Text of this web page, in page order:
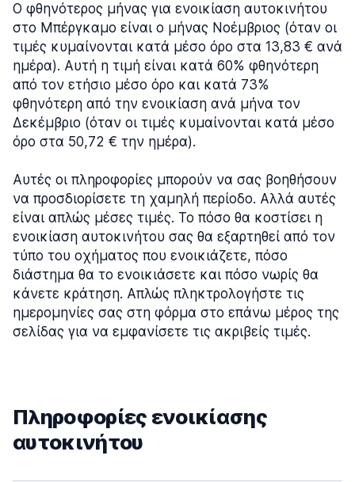
Ο φθηνότερος μήνας για ενοικίαση αυτοκινήτου
στο Μπέργκαμο είναι ο μήνας Νοέμβριος (όταν οι
τιμές κυμαίνονται κατά μέσο όρο στα 13,83 € ανά
ημέρα). Αυτή η τιμή είναι κατά 60% φθηνότερη
από τον ετήσιο μέσο όρο και κατά 73%
φθηνότερη από την ενοικίαση ανά μήνα τον
Δεκέμβριο (όταν οι τιμές κυμαίνονται κατά μέσο
όρο στα 50,72 € την ημέρα).
Αυτές οι πληροφορίες μπορούν να σας βοηθήσουν
να προσδιορίσετε τη χαμηλή περίοδο. Αλλά αυτές
είναι απλώς μέσες τιμές. Το πόσο θα κοστίσει η
ενοικίαση αυτοκινήτου σας θα εξαρτηθεί από τον
τύπο του οχήματος που ενοικιάζετε, πόσο
διάστημα θα το ενοικιάσετε και πόσο νωρίς θα
κάνετε κράτηση. Απλώς πληκτρολογήστε τις
ημερομηνίες σας στη φόρμα στο επάνω μέρος της
σελίδας για να εμφανίσετε τις ακριβείς τιμές.
Πληροφορίες ενοικίασης
αυτοκινήτου